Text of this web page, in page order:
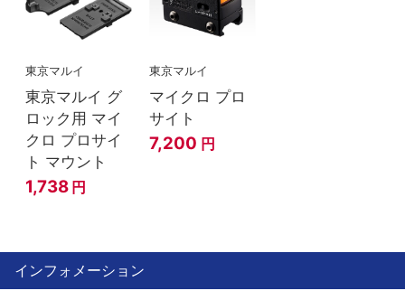
東京マルイ
東京マルイ グ
ロック用 マイ
クロ プロサイ
ト マウント
1,738 円
東京マルイ
マイクロ プロ
サイト
7,200 円
インフォメーション